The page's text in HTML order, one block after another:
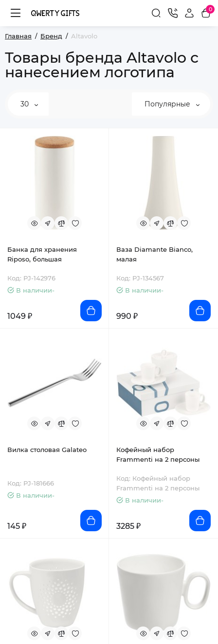
0
Главная Бренд Altavolo
Товары бренда Altavolo с
нанесением логотипа
30 Популярные
Банка для хранения
Riposo, большая
Код: PJ-142976
В наличии-
1049 ₽
Ваза Diamante Bianco,
малая
Код: PJ-134567
В наличии-
990 ₽
Вилка столовая Galateo
Код: PJ-181666
В наличии-
145 ₽
Кофейный набор
Frammenti на 2 персоны
Код: Кофейный набор
Frammenti на 2 персоны
В наличии-
3285 ₽